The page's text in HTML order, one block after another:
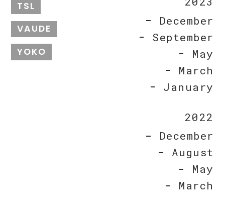
TSL
VAUDE
YOKO
December
September
May
March
January
2022
December
August
May
March